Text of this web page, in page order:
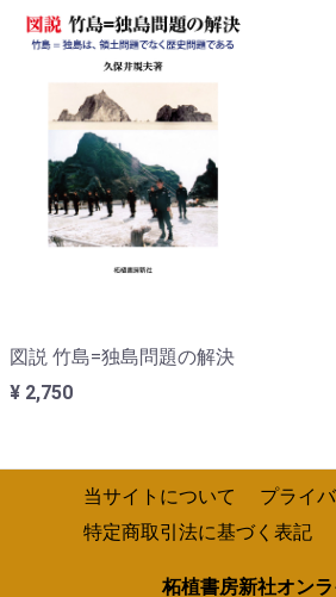
図説 竹島=独島問題の解決
¥ 2,750
当サイトについて
プライ
特定商取引法に基づく表記
柘植書房新社オン